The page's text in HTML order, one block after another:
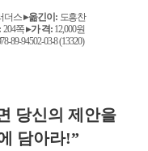
더스▸옮긴이 : 도흥찬
204쪽▸가 격: 12,000원
89-94502-03-8 (13320)
당신의 제안을
담아라!”